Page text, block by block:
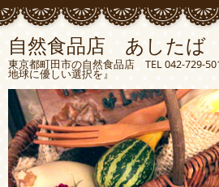
自然食品店 あしたば
東京都町田市の自然食品店 TEL 042-729-
地球に優しい選択を』